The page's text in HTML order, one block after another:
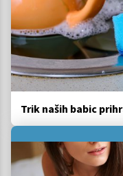
Trik naših babic